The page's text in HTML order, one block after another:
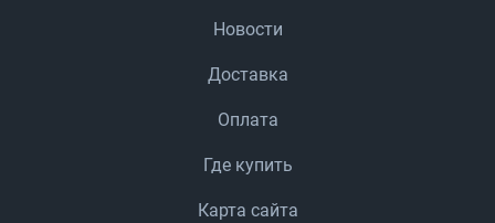
Новости
Доставка
Оплата
Где купить
Карта сайта